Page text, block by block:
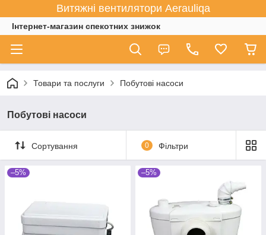
Витяжні вентилятори Aerauliqa
Інтернет-магазин спекотних знижок
Товари та послуги Побутові насоси
Побутові насоси
Сортування 0 Фільтри
–5% –5%